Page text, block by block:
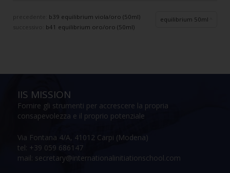
precedente: b39 equilibrium viola/oro (50ml)
b41 equilibrium oro/oro (50ml)
equilibrium 50ml
IIS MISSION
Fornire gli strumenti per accrescere la propria
consapevolezza e il proprio potenziale
Via Fontana 4/A, 41012 Carpi (Modena)
tel: +39 059 686147
mail: secretary@internationalinitiationschool.com